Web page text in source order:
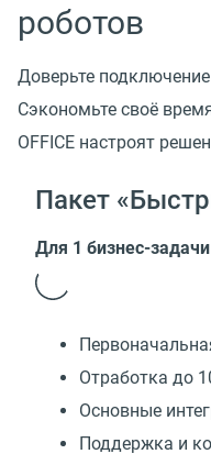
роботов
Доверьте
Сэкономьте своё
OFFICE настроят
Пакет
Для 1 бизнес-задачи
Отработка до
Основные
Поддержка и